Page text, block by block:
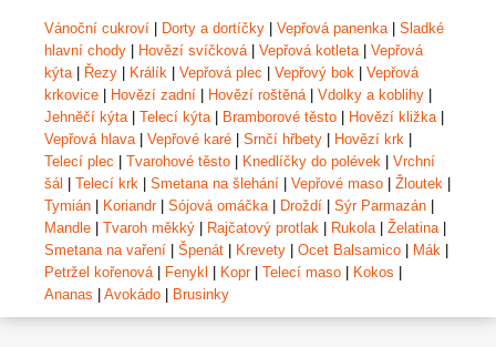
Vánoční cukroví Dorty a dortíčky Vepřová panenka| Sladké
hlavní chody
Hovězí svíčková| Vepřová kotleta| Vepřová
kýta| Řezy Králík Vepřová plec Vepřový bok
Vepřová
krkovice
Hovězí zadní Hovězí roštěná| Vdolky a koblihy
Jehněčí kýta| Telecí kýta| Bramborové těsto Hovězí kližka|
Vepřová hlava| Vepřové karé Srnčí hřbety Hovězí krk
Telecí plec
Tvarohové těsto Knedlíčky do polévek
Vrchní
šál
Telecí krk Smetana na šlehání Vepřové maso Žloutek
Tymián
Koriandr| Sójová omáčka| Droždí Sýr Parmazán
Mandle
Tvaroh měkký Rajčatový protlak Rukola| Želatina|
Smetana na vaření
Špenát Krevety Ocet Balsamico Mák
Petržel kořenová| Fenykl Kopr| Telecí maso Kokos
Ananas
Avokádo Brusinky